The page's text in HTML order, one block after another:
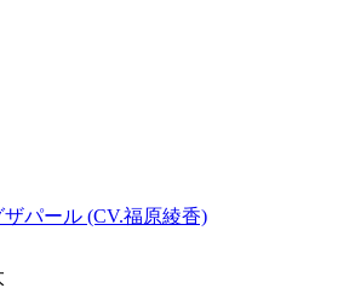
ザパール (CV.福原綾香)